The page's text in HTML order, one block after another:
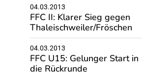
04.03.2013
FFC II: Klarer Sieg gegen
Thaleischweiler/Fröschen
04.03.2013
FFC U15: Gelunger Start in
die Rückrunde